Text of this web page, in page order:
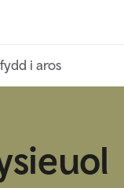
i aros